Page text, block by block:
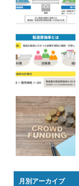
月別アーカイブ